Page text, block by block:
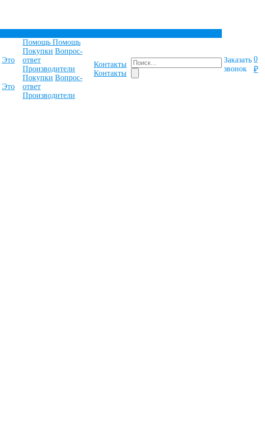
Это
Это
Помощь Помощь
Покупки Вопрос-
ответ
Производители
Покупки Вопрос-
ответ
Производители
Контакты
Контакты
Заказать
звонок
0
₽